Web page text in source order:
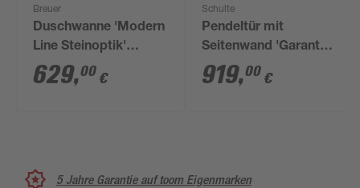
Breuer
Duschwanne 'Modern
Line Steinoptik'
Mineralguss
steingrau 100 x 120 x
629,00 €
Schulte
Pendeltür mit
Seitenwand 'Garant
2.0' Alu-Naturfarben
für
919,00 €
5 Jahre Garantie auf toom Eigenmarken